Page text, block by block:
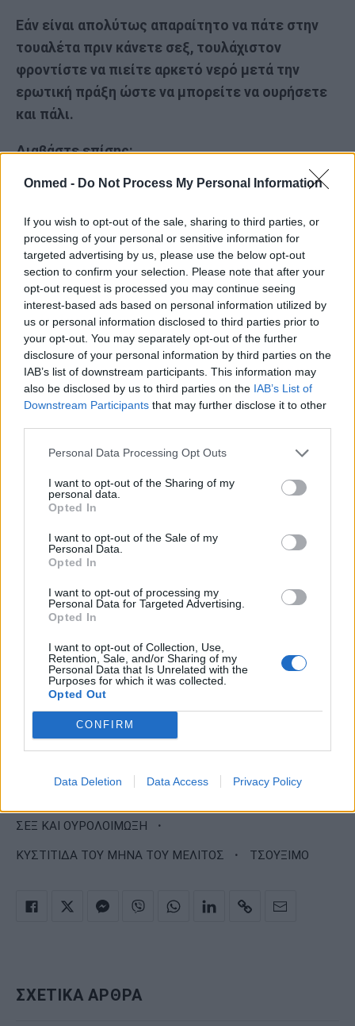
Onmed - Do Not Process My Personal Information
If you wish to opt-out of the sale, sharing to third parties, or
processing of your personal or sensitive information for
targeted advertising by us, please use the below opt-out
section to confirm your selection. Please note that after your
opt-out request is processed you may continue seeing
interest-based ads based on personal information utilized by
us or personal information disclosed to third parties prior to
your opt-out. You may separately opt-out of the further
disclosure of your personal information by third parties on the
IAB’s list of downstream participants. This information may
also be disclosed by us to third parties on the IAB’s List of
Downstream Participants that may further disclose it to other
Personal Data Processing Opt Outs
I want to opt-out of the Sharing of my
personal data.
Opted In
I want to opt-out of the Sale of my
Personal Data.
Opted In
I want to opt-out of processing my
Personal Data for Targeted Advertising.
Opted In
I want to opt-out of Collection, Use,
Retention, Sale, and/or Sharing of my
Personal Data that Is Unrelated with the
Purposes for which it was collected.
Opted Out
CONFIRM
Data Deletion Data Access Privacy Policy
Εάν είναι απολύτως απαραίτητο να πάτε στην
τουαλέτα πριν κάνετε σεξ, τουλάχιστον
φροντίστε να πιείτε αρκετό νερό μετά την
ερωτική πράξη ώστε να μπορείτε να ουρήσετε
και πάλι.
Διαβάστε επίσης:
Τα απλά συμπτώματα που δείχνουν ουρολοίμωξη
Τι να κάνετε αν πάθετε ουρολοίμωξη
ΣΕΞ ΚΑΙ ΟΥΡΟΛΟΙΜΩΞΗ ·
ΚΥΣΤΙΤΙΔΑ ΤΟΥ ΜΗΝΑ ΤΟΥ ΜΕΛΙΤΟΣ · ΤΣΟΥΞΙΜΟ
ΣΧΕΤΙΚΑ ΑΡΘΡΑ